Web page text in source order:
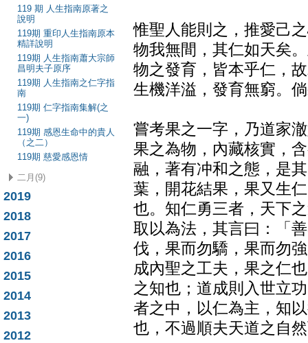
119 期 人生指南原著之
說明
119期 重印人生指南原本
精詳說明
119期 人生指南蕭大宗師
昌明夫子原序
119期 人生指南之仁字指
南
119期 仁字指南集解(之
一)
119期 感恩生命中的貴人
（之二）
119期 慈愛感恩情
二月(9)
2019
2018
2017
2016
2015
2014
2013
2012
惟聖人能則之，推愛己
物我無間，其仁如天矣
物之發育，皆本乎仁，
生機洋溢，發育無窮。
嘗考果之一字，乃道家
果之為物，內藏核實，
融，著有冲和之態，是
葉，開花結果，果又生
也。知仁勇三者，天下
取以為法，其言曰：「
伐，果而勿驕，果而勿
成內聖之工夫，果之仁
之知也；道成則入世立
者之中，以仁為主，知
也，不過順夫天道之自